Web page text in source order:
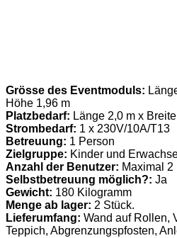
Grösse des Eventmoduls:
Höhe 1,96 m
Platzbedarf: Länge 2,0 m x
Strombedarf: 1 x 230V/10A/T13
Betreuung: 1 Person
Zielgruppe: Kinder und
Anzahl der Benutzer: Maximal 2
Selbstbetreuung möglich?: Ja
Gewicht: 180 Kilogramm
Menge ab lager: 2 Stück.
Lieferumfang: Wand auf Rollen,
Teppich, Abgrenzungspfosten,